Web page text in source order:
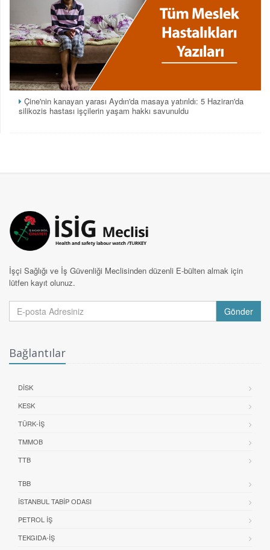
Çine'nin kanayan yarası Aydın'da masaya yatırıldı: 5 Haziran'da
silikozis hastası işçilerin yaşam hakkı savunuldu
İşçi Sağlığı ve İş Güvenliği Meclisinden düzenli E-bülten almak için
lütfen kayıt olunuz.
Gönder
Bağlantılar
DİSK
KESK
TÜRK-İŞ
TMMOB
TTB
TBB
İSTANBUL TABIP ODASI
PETROL İŞ
TEKGIDA-İŞ